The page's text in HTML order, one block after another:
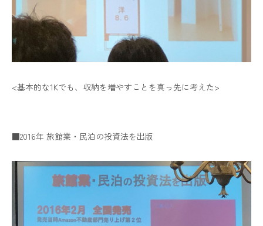
<基本的な1Kでも、収納を増やすことを真っ先に考えた>
■2016年 旅館業・民泊の投資法を出版